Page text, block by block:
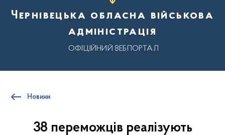
Чернівецька обласна військова
адміністрація
ОФІЦІЙНИЙ ВЕБПОРТАЛ
Новини
38 переможців реалізують